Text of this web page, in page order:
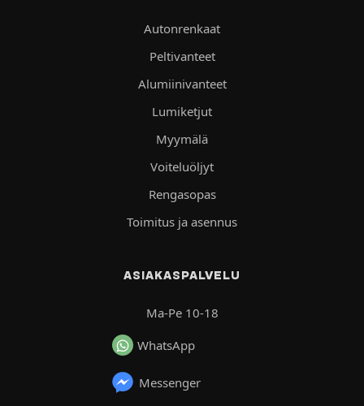
Autonrenkaat
Peltivanteet
Alumiinivanteet
Lumiketjut
Myymälä
Voiteluöljyt
Rengasopas
Toimitus ja asennus
ASIAKASPALVELU
Ma-Pe 10-18
WhatsApp
Messenger